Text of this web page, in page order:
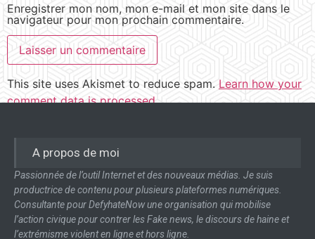
Enregistrer mon nom, mon e-mail et mon site dans le
navigateur pour mon prochain commentaire.
This site uses Akismet to reduce spam. Learn how your
comment data is processed.
A propos de moi
Passionnée de l’outil Internet et des nouveaux médias. Je suis
productrice de contenu pour plusieurs plateformes numériques.
Consultante pour DefyhateNow une organisation qui mobilise
l’action civique pour contrer les Fake news, le discours de haine et
l’extrémisme violent en ligne et hors ligne.